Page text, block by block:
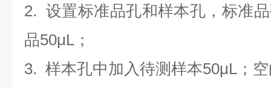
2. 设置标准品孔和样本孔，标准
品50μL；
3. 样本孔中加 入待测样本50μL；